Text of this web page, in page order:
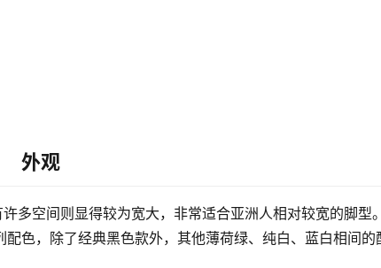
外观
多空间则显得较为宽大，非常适合亚洲人相对较宽的脚型
色，除了经典黑色款外，其他薄荷绿、纯白、蓝白相间的